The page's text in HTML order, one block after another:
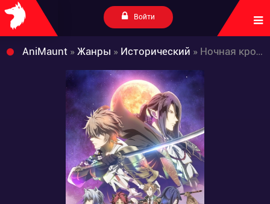
Войти
AniMaunt » Жанры » Исторический » Ночная кровь эпохи Сенгоку